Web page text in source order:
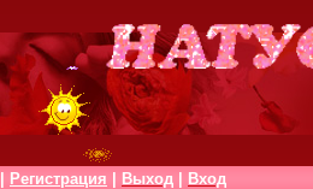
Регистрация Выход Вход